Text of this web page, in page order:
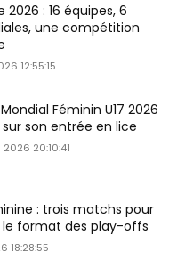
2026 : 16 équipes, 6
une compétition
12:55:15
Féminin U17 2026
sur son entrée en lice
20:10:41
: trois matchs pour
le format des play-offs
18:28:55